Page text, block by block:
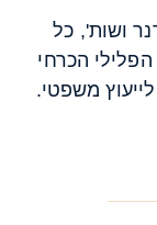
ושות', כל
הכרחי
משפטי.